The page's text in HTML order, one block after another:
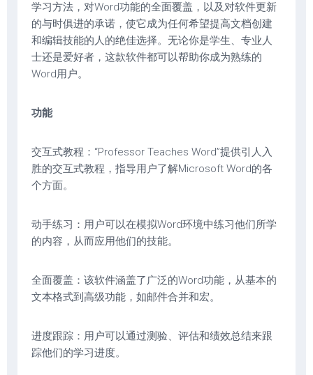
学习方法，对Word功能的全面覆盖，以及对软件更新
的与时俱进的承诺，使它成为任何希望提高文档创建
和编辑技能的人的绝佳选择。无论你是学生、专业人
士还是爱好者，这款软件都可以帮助你成为熟练的
Word用户。
功能
交互式教程：“Professor Teaches Word”提供引人入
胜的交互式教程，指导用户了解Microsoft Word的各
个方面。
动手练习：用户可以在模拟Word环境中练习他们所学
的内容，从而应用他们的技能。
全面覆盖：该软件涵盖了广泛的Word功能，从基本的
文本格式到高级功能，如邮件合并和宏。
进度跟踪：用户可以通过测验、评估和绩效总结来跟
踪他们的学习进度。